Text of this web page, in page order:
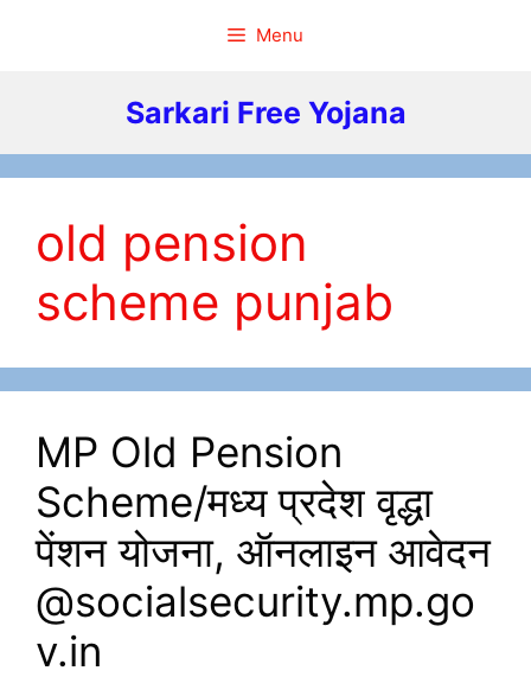
Menu
Sarkari Free Yojana
old pension
scheme punjab
MP Old Pension
Scheme/मध्य प्रदेश वृद्धा
पेंशन योजना, ऑनलाइन आवेदन
@socialsecurity.mp.go
v.in